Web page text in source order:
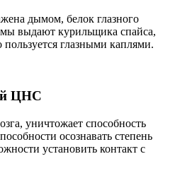
дымом, белок глазного
выдают курильщика спайса,
глазными каплями.
ЦНС
уничтожает способность
осознавать степень
установить контакт с